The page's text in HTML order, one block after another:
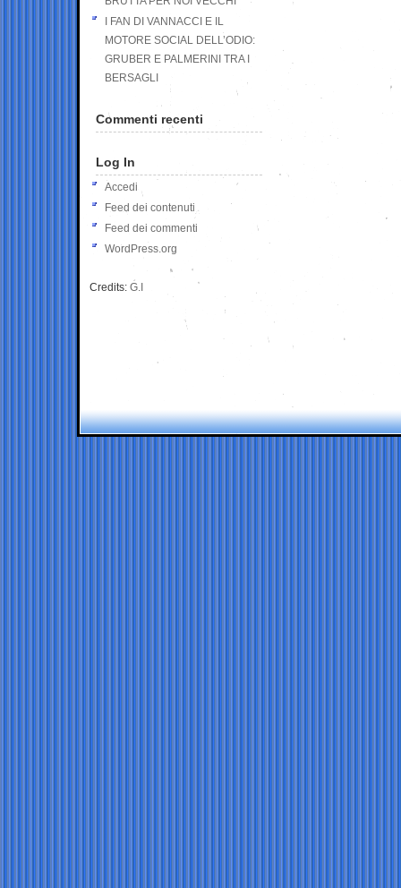
I FAN DI VANNACCI E IL
MOTORE SOCIAL DELL’ODIO:
GRUBER E PALMERINI TRA I
BERSAGLI
Commenti recenti
Log In
Accedi
Feed dei contenuti
Feed dei commenti
WordPress.org
Credits: G.I